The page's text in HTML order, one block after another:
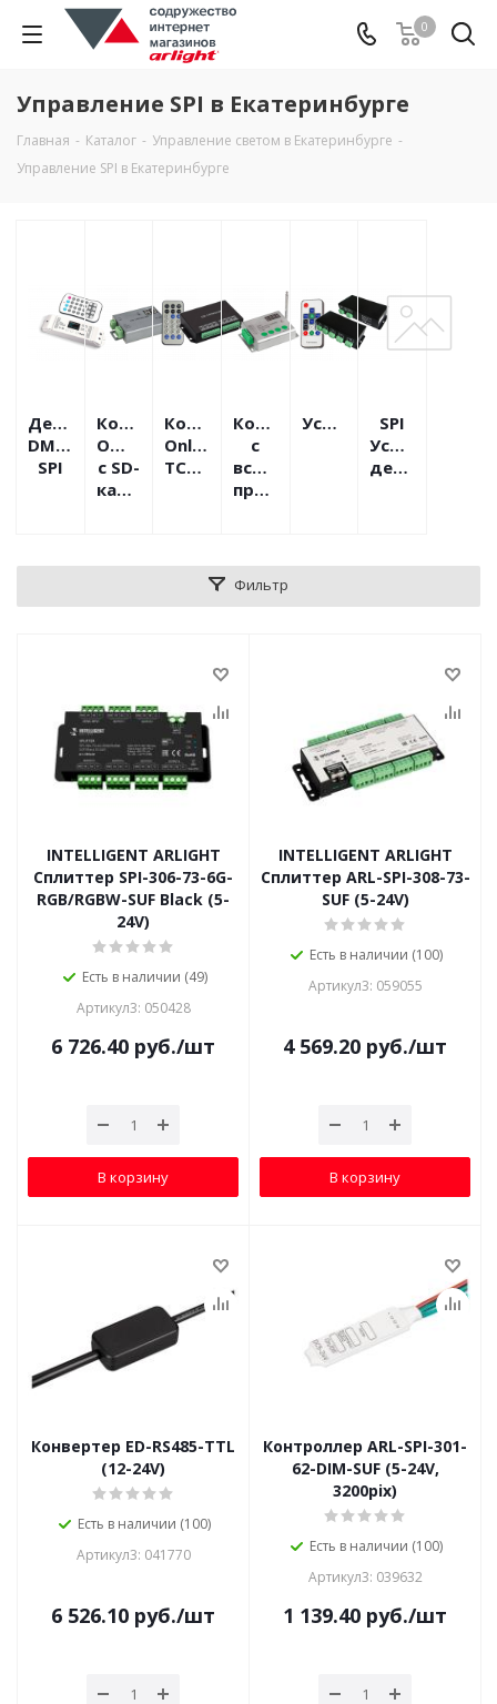
0
Управление SPI в Екатеринбурге
Главная - Каталог - Управление светом в Екатеринбурге -
Управление SPI в Екатеринбурге
Декодеры
DMX-
SPI
Контроллеры
Offline
с SD-
картой
Контроллеры
Online
TCP/IP
Контроллеры
с
встроен.
программами
Усилители
SPI
Усилители,
делители
Фильтр
INTELLIGENT ARLIGHT
Сплиттер SPI-306-73-6G-
RGB/RGBW-SUF Black (5-
24V)
Есть в наличии (49)
Артикул3: 050428
6 726.40 руб./шт
В корзину
INTELLIGENT ARLIGHT
Сплиттер ARL-SPI-308-73-
SUF (5-24V)
Есть в наличии (100)
Артикул3: 059055
4 569.20 руб./шт
В корзину
Конвертер ED-RS485-TTL
(12-24V)
Есть в наличии (100)
Артикул3: 041770
6 526.10 руб./шт
Контроллер ARL-SPI-301-
62-DIM-SUF (5-24V,
3200pix)
Есть в наличии (100)
Артикул3: 039632
1 139.40 руб./шт